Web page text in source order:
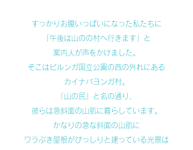
すっかりお腹いっぱいになった私たちに
「午後は山のの村へ行きます」と
案内人が声をかけました。
そこはビルンガ国立公園の西の外れにある
カイナバヨンガ村。
「山の民」と名の通り、
彼らは急斜面の山肌に暮らしています。
かなりの急な斜面の山肌に
ワラぶき屋根がびっしりと建っている光景は